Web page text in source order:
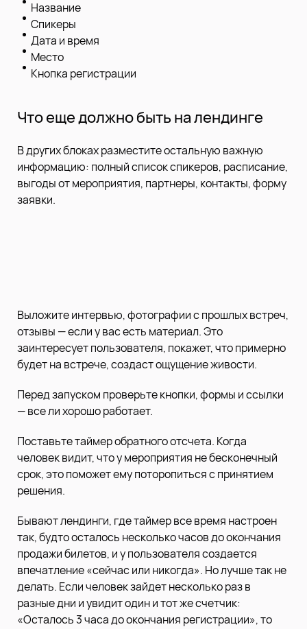
Название
Спикеры
Дата и время
Место
Кнопка регистрации
Что еще должно быть на лендинге
В других блоках разместите остальную важную
информацию: полный список спикеров, расписание,
выгоды от мероприятия, партнеры, контакты, форму
заявки.
Выложите интервью, фотографии с прошлых встреч,
отзывы — если у вас есть материал. Это
заинтересует пользователя, покажет, что примерно
будет на встрече, создаст ощущение живости.
Перед запуском проверьте кнопки, формы и ссылки
— все ли хорошо работает.
Поставьте таймер обратного отсчета. Когда
человек видит, что у мероприятия не бесконечный
срок, это поможет ему поторопиться с принятием
решения.
Бывают лендинги, где таймер все время настроен
так, будто осталось несколько часов до окончания
продажи билетов, и у пользователя создается
впечатление «сейчас или никогда». Но лучше так не
делать. Если человек зайдет несколько раз в
разные дни и увидит один и тот же счетчик:
«Осталось 3 часа до окончания регистрации», то